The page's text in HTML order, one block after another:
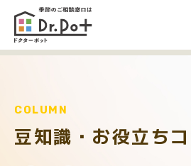
COLUMN
豆知識・お役立ち